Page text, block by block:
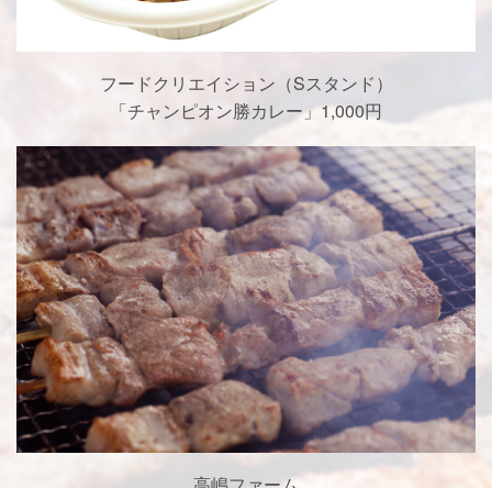
フードクリエイション（Sスタンド）
「チャンピオン勝カレー」1,000円